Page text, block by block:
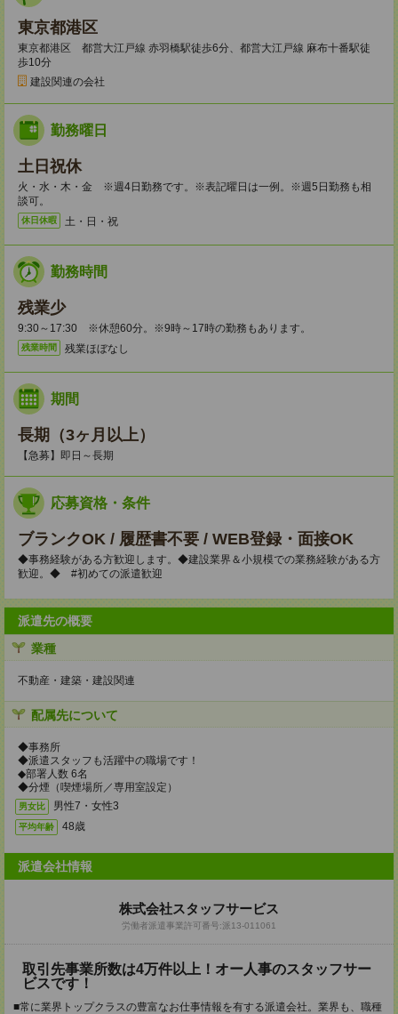
東京都港区
東京都港区 都営大江戸線 赤羽橋駅徒歩6分、都営大江戸線 麻布十番駅徒
歩10分
建設関連の会社
勤務曜日
土日祝休
火・水・木・金 ※週4日勤務です。※表記曜日は一例。※週5日勤務も相
談可。
休日休暇 土・日・祝
勤務時間
残業少
9:30～17:30 ※休憩60分。※9時～17時の勤務もあります。
残業時間 残業ほぼなし
期間
長期（3ヶ月以上）
【急募】即日～長期
応募資格・条件
ブランクOK / 履歴書不要 / WEB登録・面接OK
◆事務経験がある方歓迎します。◆建設業界＆小規模での業務経験がある方
歓迎。◆ #初めての派遣歓迎
派遣先の概要
業種
不動産・建築・建設関連
配属先について
◆事務所
◆派遣スタッフも活躍中の職場です！
◆部署人数 6名
◆分煙（喫煙場所／専用室設定）
男女比 男性7・女性3
平均年齢 48歳
派遣会社情報
株式会社スタッフサービス
労働者派遣事業許可番号:派13-011061
取引先事業所数は4万件以上！オー人事のスタッフサー
ビスです！
■常に業界トップクラスの豊富なお仕事情報を有する派遣会社。業界も、職種